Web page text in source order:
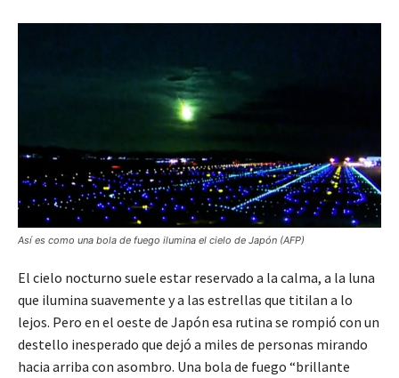
Así es como una bola de fuego ilumina el cielo de Japón (AFP)
El cielo nocturno suele estar reservado a la calma, a la luna
que ilumina suavemente y a las estrellas que titilan a lo
lejos. Pero en el oeste de Japón esa rutina se rompió con un
destello inesperado que dejó a miles de personas mirando
hacia arriba con asombro. Una bola de fuego “brillante